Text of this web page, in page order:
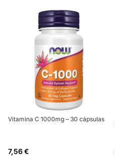
Vitamina C 1000mg – 30 cápsulas
7,56 €